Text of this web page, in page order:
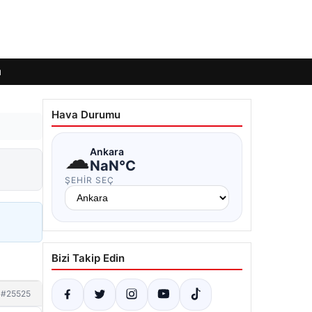
#25525
Hava Durumu
☁Ankara
NaN°C
ŞEHIR SEÇ
Bizi Takip Edin